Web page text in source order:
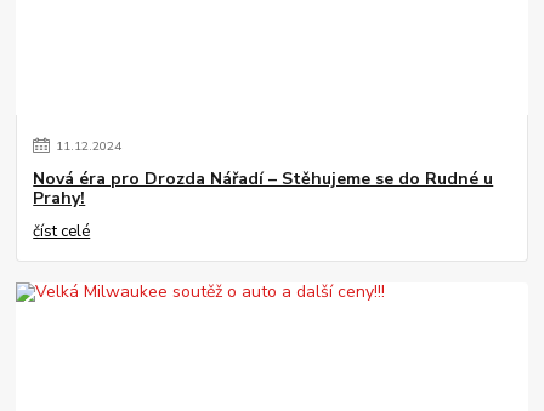
11.12.2024
Nová éra pro Drozda Nářadí – Stěhujeme se do Rudné u
Prahy!
číst celé